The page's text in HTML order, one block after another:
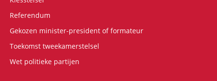
Referendum
Gekozen minister-president of formateur
Toekomst tweekamerstelsel
Wet politieke partijen